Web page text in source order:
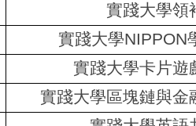
實踐大學領
實踐大學NIPPON
實踐大學卡片遊
實踐大學區塊鏈與金